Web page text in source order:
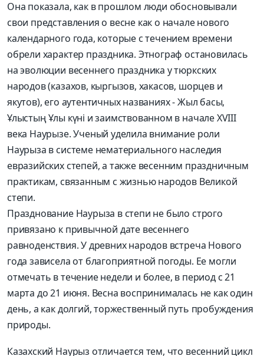
Она показала, как в прошлом люди обосновывали
свои представления о весне как о начале нового
календарного года, которые с течением времени
обрели характер праздника. Этнограф остановилась
на эволюции весеннего праздника у тюркских
народов (казахов, кыргызов, хакасов, шорцев и
якутов), его аутентичных названиях - Жыл басы,
Ұлыстың Ұлы күні и заимствованном в начале XVIII
века Наурызе. Ученый уделила внимание роли
Наурыза в системе нематериального наследия
евразийских степей, а также весенним праздничным
практикам, связанным с жизнью народов Великой
степи.
Празднование Наурыза в степи не было строго
привязано к привычной дате весеннего
равноденствия. У древних народов встреча Нового
года зависела от благоприятной погоды. Ее могли
отмечать в течение недели и более, в период с 21
марта до 21 июня. Весна воспринималась не как один
день, а как долгий, торжественный путь пробуждения
природы.
Казахский Наурыз отличается тем, что весенний цикл